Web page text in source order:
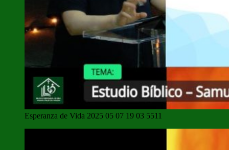
Esperanza de Vida 2025 05 07 19 03 5511